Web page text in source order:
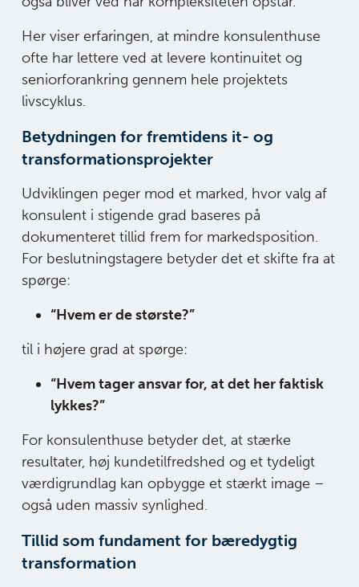
Her viser erfaringen, at mindre konsulenthuse
ofte har lettere ved at levere kontinuitet og
seniorforankring gennem hele projektets
livscyklus.
Betydningen for fremtidens it- og
transformationsprojekter
Udviklingen peger mod et marked, hvor valg af
konsulent i stigende grad baseres på
dokumenteret tillid frem for markedsposition.
For beslutningstagere betyder det et skifte fra at
spørge:
“Hvem er de største?”
til i højere grad at spørge:
“Hvem tager ansvar for, at det her faktisk
lykkes?”
For konsulenthuse betyder det, at stærke
resultater, høj kundetilfredshed og et tydeligt
værdigrundlag kan opbygge et stærkt image –
også uden massiv synlighed.
Tillid som fundament for bæredygtig
transformation